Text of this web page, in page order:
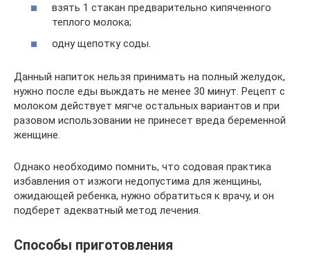
взять 1 стакан предварительно кипяченного
теплого молока;
одну щепотку соды.
Данный напиток нельзя принимать на полный желудок,
нужно после еды выждать не менее 30 минут. Рецепт с
молоком действует мягче остальных вариантов и при
разовом использовании не принесет вреда беременной
женщине.
Однако необходимо помнить, что содовая практика
избавления от изжоги недопустима для женщины,
ожидающей ребенка, нужно обратиться к врачу, и он
подберет адекватный метод лечения.
Способы приготовления